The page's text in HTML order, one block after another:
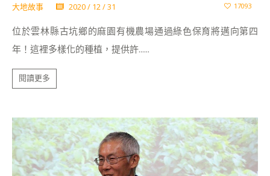
大地故事 2020 / 12 / 31 17093
位於雲林縣古坑鄉的麻園有機農場通過綠色保育將邁向第四
年！這裡多樣化的種植，提供許......
閱讀更多